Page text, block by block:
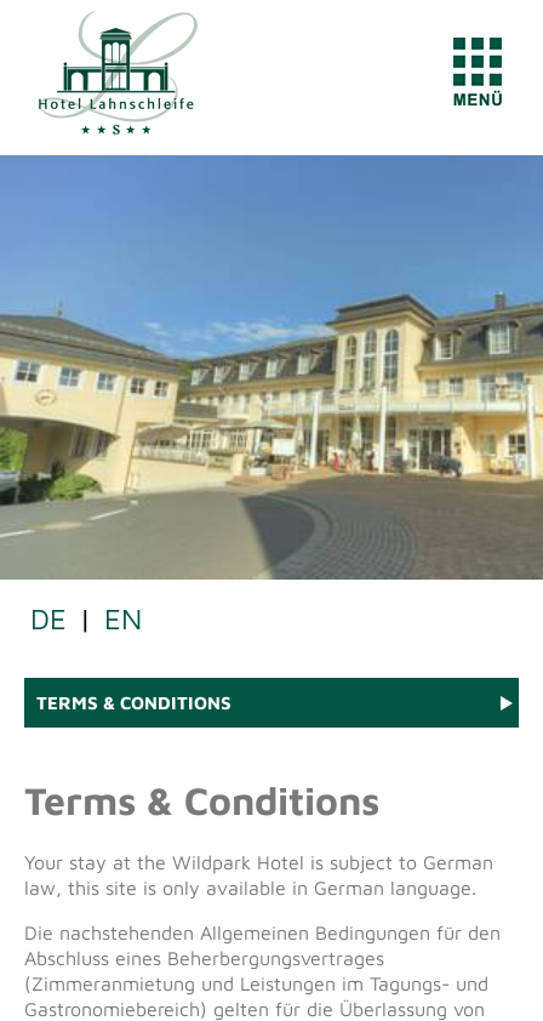
DE | EN
TERMS & CONDITIONS
Terms & Conditions
Your stay at the Wildpark Hotel is subject to German
law, this site is only available in German language.
Die nachstehenden Allgemeinen Bedingungen für den
Abschluss eines Beherbergungsvertrages
(Zimmeranmietung und Leistungen im Tagungs- und
Gastronomiebereich) gelten für die Überlassung von